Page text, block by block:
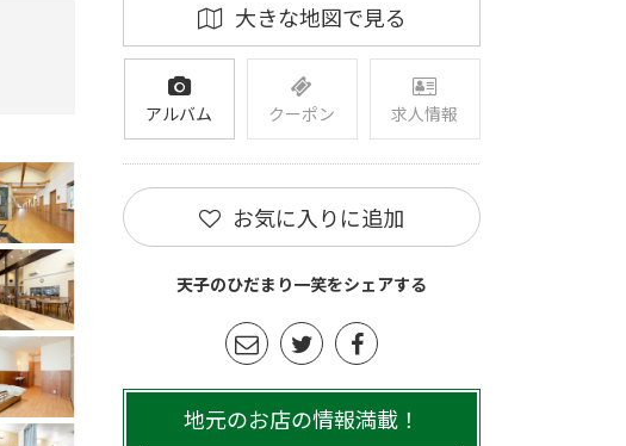
大きな地図で見る
アルバム クーポン 求人情報
お気に入りに追加
天子のひだまり一笑をシェアする
地元のお店の情報満載！